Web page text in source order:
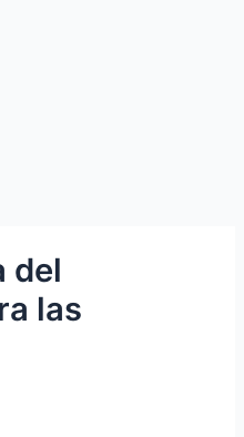
del
las